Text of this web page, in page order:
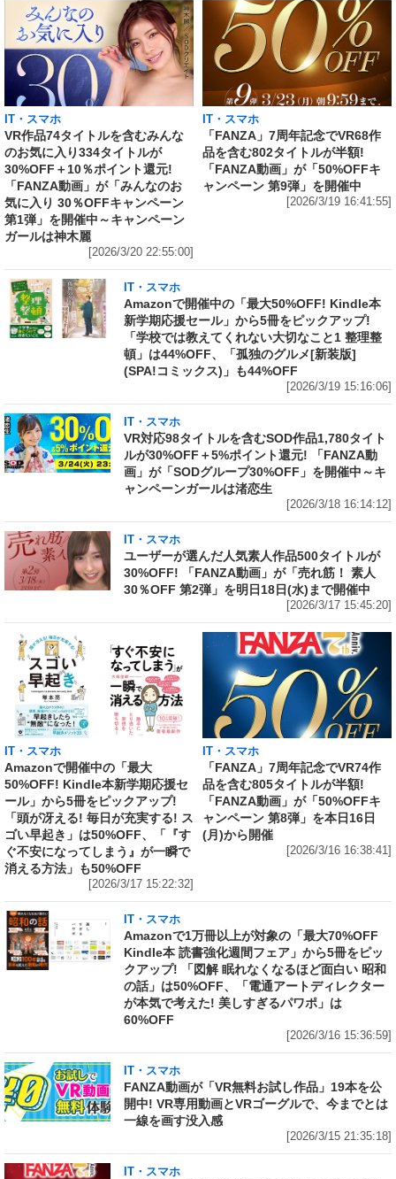
IT・スマホ
VR作品74タイトルを含むみんな
のお気に入り334タイトルが
30%OFF＋10％ポイント還元!
「FANZA動画」が「みんなのお
気に入り 30％OFFキャンペーン
第1弾」を開催中～キャンペーン
ガールは神木麗
[2026/3/20 22:55:00]
IT・スマホ
「FANZA」7周年記念でVR68作
品を含む802タイトルが半額!
「FANZA動画」が「50%OFFキ
ャンペーン 第9弾」を開催中
[2026/3/19 16:41:55]
IT・スマホ
Amazonで開催中の「最大50%OFF! Kindle本
新学期応援セール」から5冊をピックアップ!
「学校では教えてくれない大切なこと1 整理整
頓」は44%OFF、「孤独のグルメ[新装版]
(SPA!コミックス)」も44%OFF
[2026/3/19 15:16:06]
IT・スマホ
VR対応98タイトルを含むSOD作品1,780タイト
ルが30%OFF＋5%ポイント還元! 「FANZA動
画」が「SODグループ30%OFF」を開催中～キ
ャンペーンガールは渚恋生
[2026/3/18 16:14:12]
IT・スマホ
ユーザーが選んだ人気素人作品500タイトルが
30%OFF! 「FANZA動画」が「売れ筋！ 素人
30％OFF 第2弾」を明日18日(水)まで開催中
[2026/3/17 15:45:20]
IT・スマホ
Amazonで開催中の「最大
50%OFF! Kindle本新学期応援セ
ール」から5冊をピックアップ!
「頭が冴える! 毎日が充実する! ス
ゴい早起き」は50%OFF、「『す
ぐ不安になってしまう』が一瞬で
消える方法」も50%OFF
[2026/3/17 15:22:32]
IT・スマホ
「FANZA」7周年記念でVR74作
品を含む805タイトルが半額!
「FANZA動画」が「50%OFFキ
ャンペーン 第8弾」を本日16日
(月)から開催
[2026/3/16 16:38:41]
IT・スマホ
Amazonで1万冊以上が対象の「最大70%OFF
Kindle本 読書強化週間フェア」から5冊をピッ
クアップ! 「図解 眠れなくなるほど面白い 昭和
の話」は50%OFF、「電通アートディレクター
が本気で考えた! 美しすぎるパワポ」は
60%OFF
[2026/3/16 15:36:59]
IT・スマホ
FANZA動画が「VR無料お試し作品」19本を公
開中! VR専用動画とVRゴーグルで、今までとは
一線を画す没入感
[2026/3/15 21:35:18]
IT・スマホ